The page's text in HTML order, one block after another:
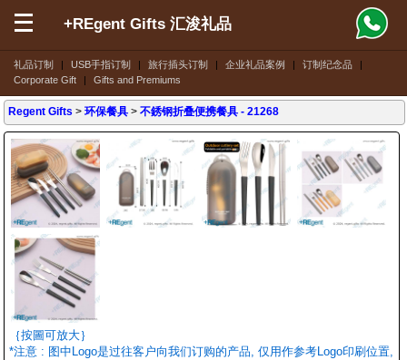
礼品订制 | USB手指订制 | 旅行插头订制 | 企业礼品案例 | 订制纪念品
|
Corporate Gift
| Gifts and Premiums
+REgent Gifts 汇浚礼品
Regent Gifts >环保餐具 >不銹钢折叠便携餐具 - 21268
｛按圖可放大｝
*注意 : 图中Logo是过往客户向我们订购的产品, 仅用作参考Logo印刷位置,